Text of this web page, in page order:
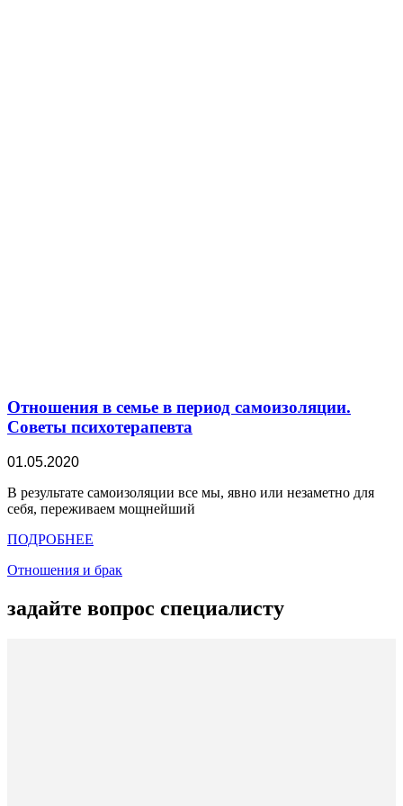
Отношения в семье в период самоизоляции.
Советы психотерапевта
01.05.2020
В результате самоизоляции все мы, явно или незаметно для
себя, переживаем мощнейший
ПОДРОБНЕЕ
Отношения и брак
задайте вопрос специалисту